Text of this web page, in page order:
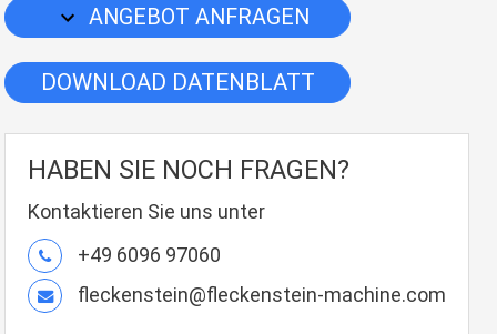
ANGEBOT ANFRAGEN
DOWNLOAD DATENBLATT
HABEN SIE NOCH FRAGEN?
Kontaktieren Sie uns unter
+49 6096 97060
fleckenstein@fleckenstein-machine.com